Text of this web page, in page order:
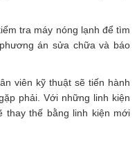
tra máy nóng lạnh để tìm
án sửa chữa và báo
viên kỹ thuật sẽ tiến hành
phải. Với những linh kiện
thay thế bằng linh kiện mới